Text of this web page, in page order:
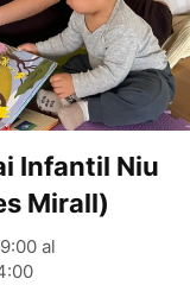
Infantil Niu
Mirall)
al